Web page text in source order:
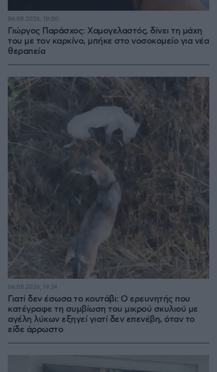
Γιώργος Παράσχος: Χαμογελαστός, δίνει τη μάχη
του με τον καρκίνο, μπήκε στο νοσοκομείο για νέα
θεραπεία
06.08.2026, 18:00
Γιατί δεν έσωσα το κουτάβι: Ο ερευνητής που
κατέγραφε τη συμβίωση του μικρού σκυλιού με
αγέλη λύκων εξηγεί γιατί δεν επενέβη, όταν το
είδε άρρωστο
06.08.2026, 19:34